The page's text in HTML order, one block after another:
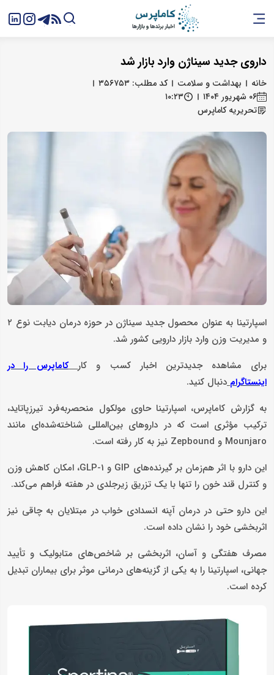
داروی جدید سیناژن وارد بازار شد
خانه بهداشت و سلامت
کد مطلب: ۳۵۶۷۵۳
۰۶ شهریور ۱۴۰۴
۱۰:۲۳
تحریریه کاماپرس
اسپارتینا به عنوان محصول جدید سیناژن در حوزه درمان دیابت نوع ۲
و مدیریت وزن وارد بازار دارویی کشور شد.
برای مشاهده جدیدترین اخبار کسب و کار
کاماپرس را در
اینستاگرام دنبال کنید.
به گزارش کاماپرس، اسپارتینا حاوی مولکول منحصربه‌فرد تیرزپاتاید،
ترکیب مؤثری ا‌ست که در داروهای بین‌المللی شناخته‌شده‌ای مانند
Mounjaro و Zepbound نیز به کار رفته است.
این دارو با اثر هم‌زمان بر گیرنده‌های GIP و GLP-1، امکان کاهش وزن
و کنترل قند خون را تنها با یک تزریق زیرجلدی در هفته فراهم می‌کند.
این دارو حتی در درمان آپنه انسدادی خواب در مبتلایان به چاقی نیز
اثربخشی خود را نشان داده است.
مصرف هفتگی و آسان، اثربخشی بر شاخص‌های متابولیک و تأیید
جهانی، اسپارتینا را به یکی از گزینه‌های درمانی موثر برای بیماران تبدیل
کرده است.